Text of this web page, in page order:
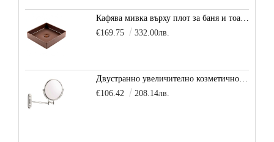
Кафява мивка върху плот за баня и тоалетна Decente, цвят - карамел
€169.75
332.00лв.
Двустранно увеличително козметично огледало за баня Vitra Arkitekt
€106.42
208.14лв.